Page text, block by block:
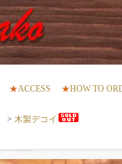
★ACCESS ★HOW TO
> 木製デコイ